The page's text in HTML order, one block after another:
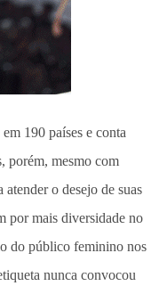
190 países e conta
porém, mesmo com
atender o desejo de suas
por mais diversidade no
do público feminino nos
nunca convocou